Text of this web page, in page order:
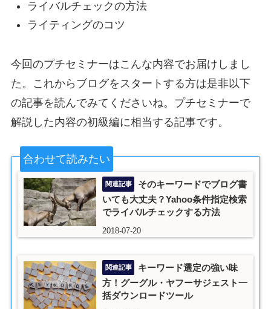
ライバルチェックの方法
ライティングのコツ
今回のプチセミナーはこんな内容でお届けしまし
た。これからブログをスタートする方は是非以下
の記事を読んでみてくださいね。プチセミナーで
解説した内容の初級編に相当する記事です。
合わせて読みたい
そのキーワードでブログ書
いても大丈夫？Yahoo条件指定検索
でライバルチェックする方法
2018-07-20
キーワード選定の強い味
方！グーグル・ヤフーサジェスト一
括ダウンロードツール